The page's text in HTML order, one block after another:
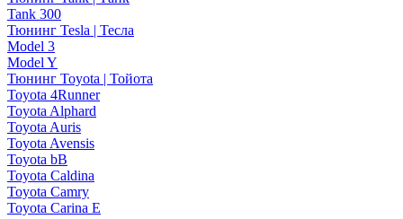
Tank 300
Тюнинг Tesla | Тесла
Model 3
Model Y
Тюнинг Toyota | Тойота
Toyota 4Runner
Toyota Alphard
Toyota Auris
Toyota Avensis
Toyota bB
Toyota Caldina
Toyota Camry
Toyota Carina E